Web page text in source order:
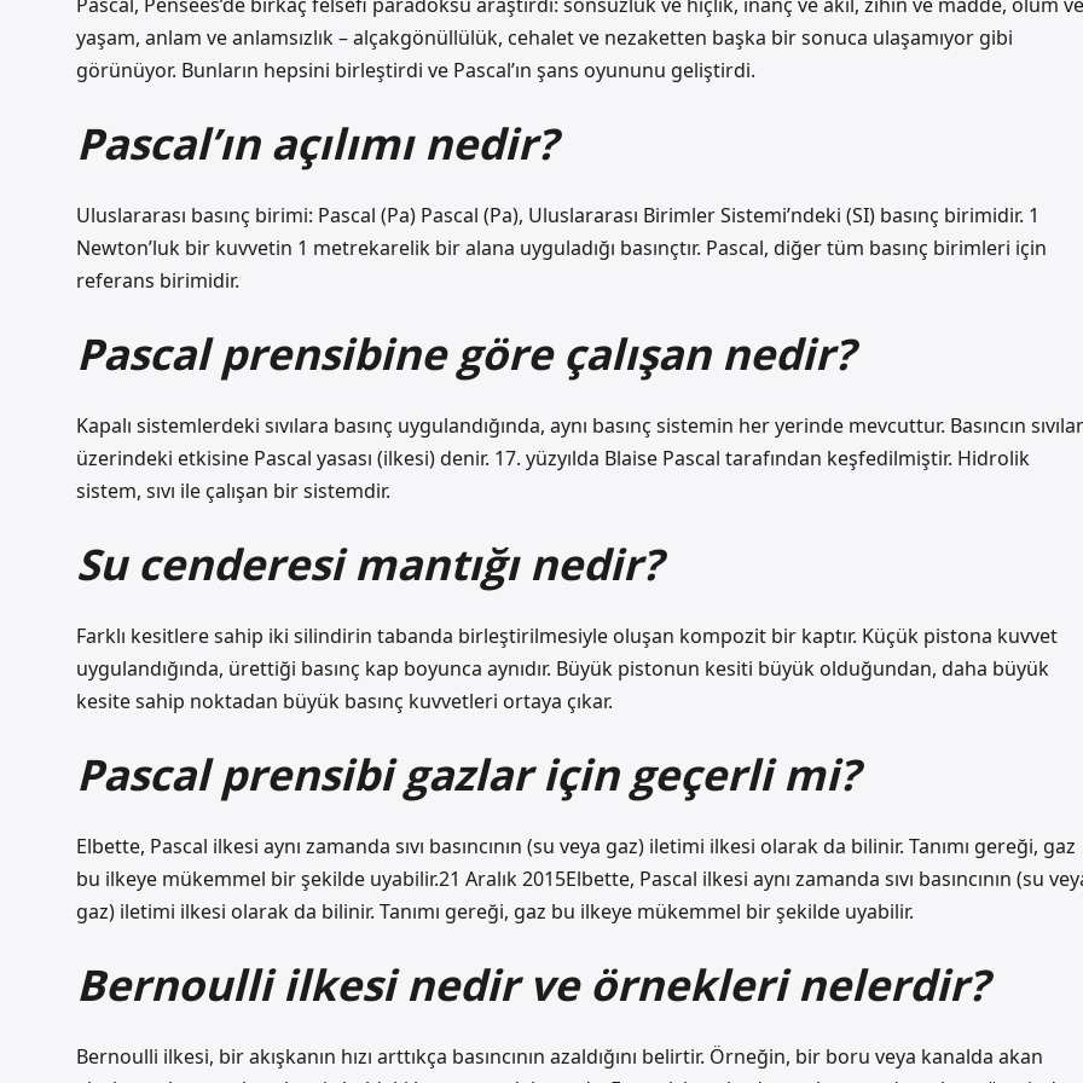
yaşam, anlam ve anlamsızlık – alçakgönüllülük, cehalet ve nezaketten başka bir sonuca ulaşamıyor gibi
görünüyor. Bunların hepsini birleştirdi ve Pascal’ın şans oyununu geliştirdi.
Pascal’ın açılımı nedir?
Uluslararası basınç birimi: Pascal (Pa) Pascal (Pa), Uluslararası Birimler Sistemi’ndeki (SI) basınç birimidir. 1
Newton’luk bir kuvvetin 1 metrekarelik bir alana uyguladığı basınçtır. Pascal, diğer tüm basınç birimleri için
referans birimidir.
Pascal prensibine göre çalışan nedir?
Kapalı sistemlerdeki sıvılara basınç uygulandığında, aynı basınç sistemin her yerinde mevcuttur. Basıncın sıvılar
üzerindeki etkisine Pascal yasası (ilkesi) denir. 17. yüzyılda Blaise Pascal tarafından keşfedilmiştir. Hidrolik
sistem, sıvı ile çalışan bir sistemdir.
Su cenderesi mantığı nedir?
Farklı kesitlere sahip iki silindirin tabanda birleştirilmesiyle oluşan kompozit bir kaptır. Küçük pistona kuvvet
uygulandığında, ürettiği basınç kap boyunca aynıdır. Büyük pistonun kesiti büyük olduğundan, daha büyük
kesite sahip noktadan büyük basınç kuvvetleri ortaya çıkar.
Pascal prensibi gazlar için geçerli mi?
Elbette, Pascal ilkesi aynı zamanda sıvı basıncının (su veya gaz) iletimi ilkesi olarak da bilinir. Tanımı gereği, gaz
bu ilkeye mükemmel bir şekilde uyabilir.21 Aralık 2015Elbette, Pascal ilkesi aynı zamanda sıvı basıncının (su
gaz) iletimi ilkesi olarak da bilinir. Tanımı gereği, gaz bu ilkeye mükemmel bir şekilde uyabilir.
Bernoulli ilkesi nedir ve örnekleri nelerdir?
Bernoulli ilkesi, bir akışkanın hızı arttıkça basıncının azaldığını belirtir. Örneğin, bir boru veya kanalda akan